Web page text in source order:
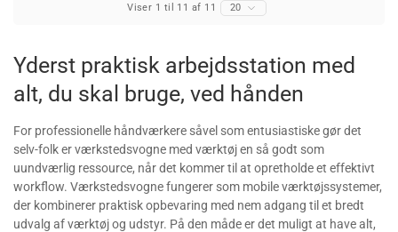
Viser 1 til 11 af 11 20
Yderst praktisk arbejdsstation med
alt, du skal bruge, ved hånden
For professionelle håndværkere såvel som entusiastiske gør det
selv-folk er værkstedsvogne med værktøj en så godt som
uundværlig ressource, når det kommer til at opretholde et effektivt
workflow. Værkstedsvogne fungerer som mobile værktøjssystemer,
der kombinerer praktisk opbevaring med nem adgang til et bredt
udvalg af værktøj og udstyr. På den måde er det muligt at have alt,